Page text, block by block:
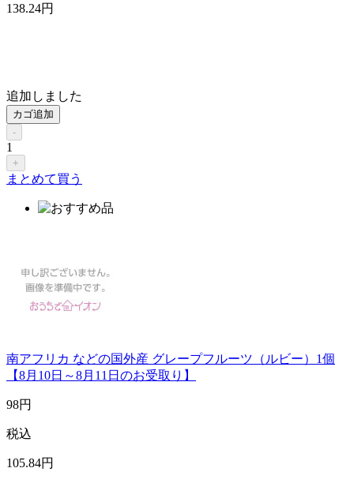
138.24円
追加しました
カゴ追加
-
1
+
まとめて買う
南アフリカ などの国外産 グレープフルーツ（ルビー）1個
【8月10日～8月11日のお受取り】
98円
税込
105.84円